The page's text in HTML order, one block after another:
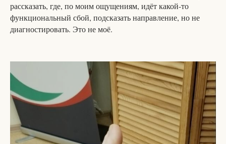
рассказать, где, по моим ощущениям, идёт какой-то
функциональный сбой, подсказать направление, но не
диагностировать. Это не моё.